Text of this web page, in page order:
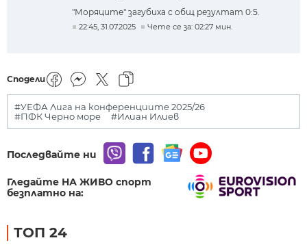
"Моряците" загубиха с общ резултат 0:5.
22:45, 31.07.2025 Чете се за: 02:27 мин.
Сподели
#УЕФА Лига на конференциите 2025/26
#ПФК Черно море
#Илиан Илиев
Последвайте ни
Гледайте НА ЖИВО спорт
безплатно на:
ТОП 24